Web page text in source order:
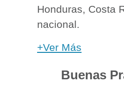
Honduras, Costa
nacional.
+Ver Más
Buenas